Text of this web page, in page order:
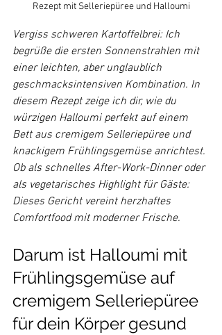
Rezept mit Selleriepüree und Halloumi
Vergiss schweren Kartoffelbrei: Ich
begrüße die ersten Sonnenstrahlen mit
einer leichten, aber unglaublich
geschmacksintensiven Kombination. In
diesem Rezept zeige ich dir, wie du
würzigen Halloumi perfekt auf einem
Bett aus cremigem Selleriepüree und
knackigem Frühlingsgemüse anrichtest.
Ob als schnelles After-Work-Dinner oder
als vegetarisches Highlight für Gäste:
Dieses Gericht vereint herzhaftes
Comfortfood mit moderner Frische.
Darum ist Halloumi mit
Frühlingsgemüse auf
cremigem Selleriepüree
für dein Körper gesund